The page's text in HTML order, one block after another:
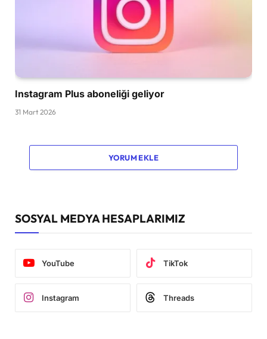
Instagram Plus aboneliği geliyor
31 Mart 2026
YORUM EKLE
SOSYAL MEDYA HESAPLARIMIZ
YouTube TikTok
Instagram Threads